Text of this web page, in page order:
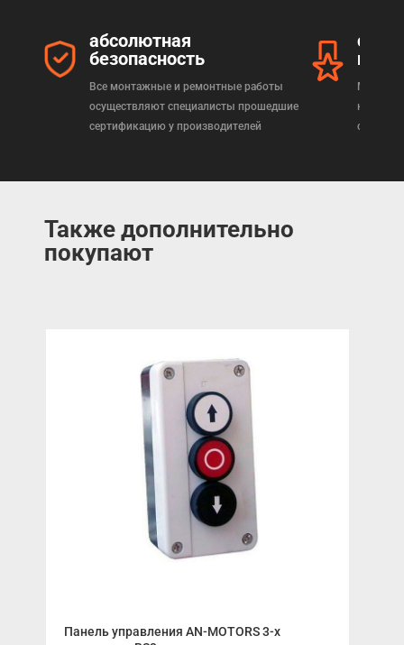
абсолютная
безопасность
Все монтажные и ремонтные работы
осуществляют специалисты прошедшие
сертификацию у производителей
Мы
Также дополнительно
покупают
Панель управления AN-MOTORS 3-х